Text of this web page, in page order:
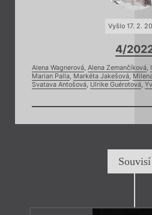
Vyšlo 17. 2.
4/
Alena Wagnerová, Alena Zemančíková,
Marian Palla, Markéta Jakešová,
Svatava Antošová, Ulrike Guérotová,
Souvisí